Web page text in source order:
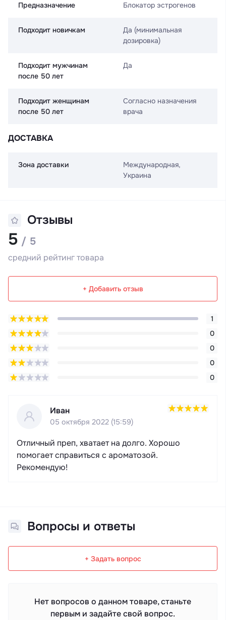
Предназначение Блокатор эстрогенов
Подходит новичкам
Да (минимальная
дозировка)
Подходит мужчинам
после 50 лет
Да
Подходит женщинам
после 50 лет
Согласно назначения
врача
ДОСТАВКА
Зона доставки
Международная,
Украина
Отзывы
5 / 5
средний рейтинг товара
+ Добавить отзыв
1
0
0
0
0
Иван
05 октября 2022 (15:59)
Отличный преп, хватает на долго. Хорошо
помогает справиться с ароматозой.
Рекомендую!
Вопросы и ответы
+ Задать вопрос
Нет вопросов о данном товаре, станьте
первым и задайте свой вопрос.